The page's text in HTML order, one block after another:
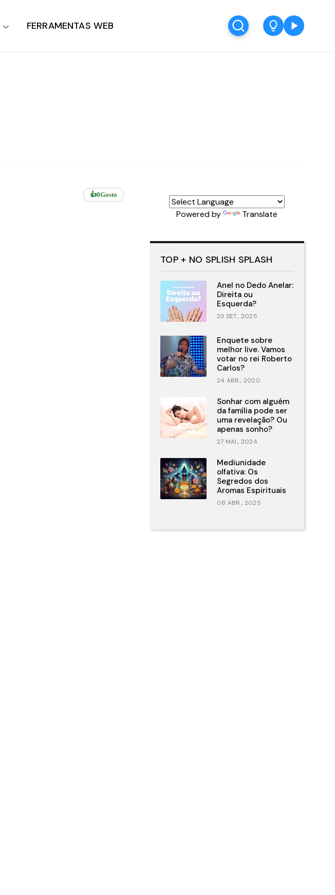
FERRAMENTAS WEB
👍0Gosto
Powered by Translate
TOP + NO SPLISH SPLASH
Anel no Dedo Anelar:
Direita ou
Esquerda?
23 SET., 2025
Enquete sobre
melhor live. Vamos
votar no rei Roberto
Carlos?
24 ABR., 2020
Sonhar com alguém
da família pode ser
uma revelação? Ou
apenas sonho?
27 MAI., 2024
Mediunidade
olfativa: Os
Segredos dos
Aromas Espirituais
08 ABR., 2025